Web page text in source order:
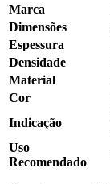
Marca
Dimensões
Espessura
Densidade
Material
Cor
Indicação
Uso
Recomendado